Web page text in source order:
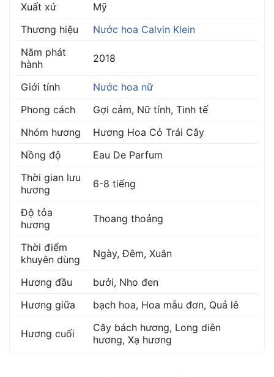
Xuất xứ
Mỹ
Thương hiệu
Nước hoa Calvin Klein
Năm phát
hành
2018
Giới tính
Nước hoa nữ
Phong cách
Gợi cảm, Nữ tính, Tinh tế
Nhóm hương
Hương Hoa Cỏ Trái Cây
Nồng độ
Eau De Parfum
Thời gian lưu
hương
6-8 tiếng
Độ tỏa
hương
Thoang thoảng
Thời điểm
khuyên dùng
Ngày, Đêm, Xuân
Hương đầu bưởi, Nho đen
Hương giữa
bạch hoa, Hoa mẫu đơn, Quả lê
Hương cuối Cây bách hương, Long diên
hương, Xạ hương